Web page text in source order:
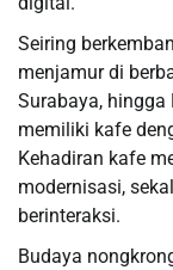
Seiring
menjamur di
Surabaya, hingga
memiliki kafe
Kehadiran kafe
modernisasi,
berinteraksi.
Budaya